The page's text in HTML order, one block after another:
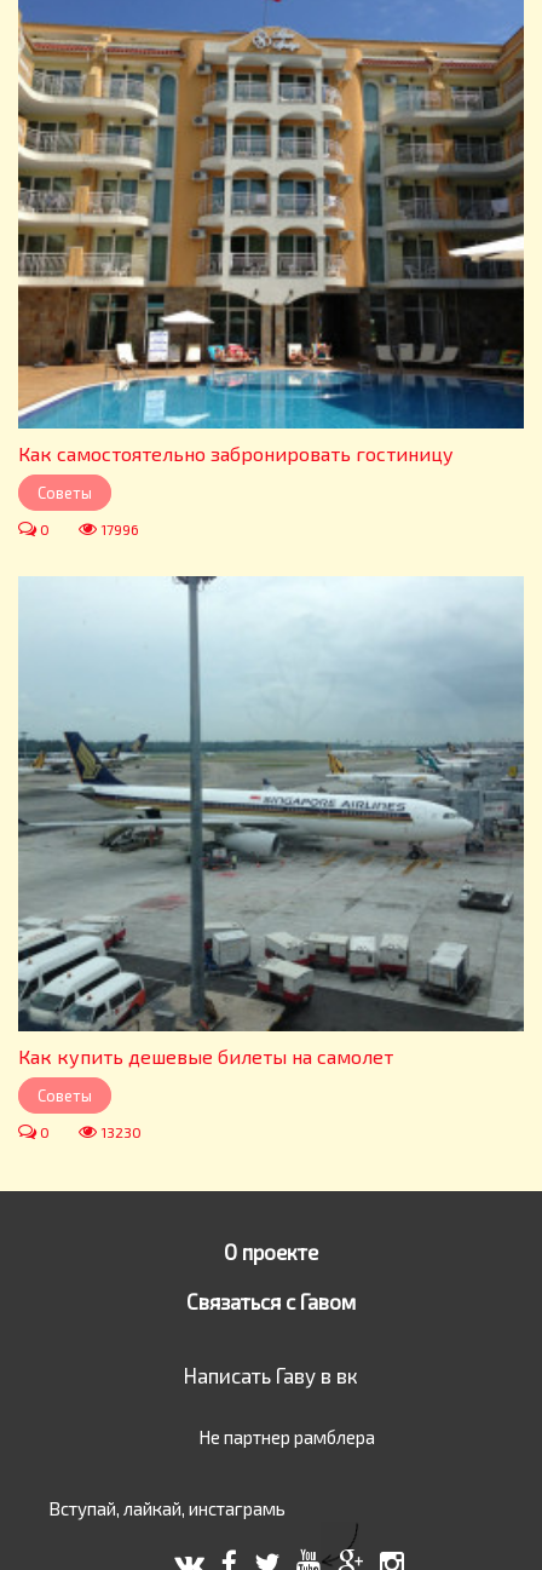
Как самостоятельно забронировать гостиницу
Советы
0 17996
Как купить дешевые билеты на самолет
Советы
0 13230
О проекте
Связаться с Гавом
Написать Гаву в вк
Не партнер рамблера
Вступай, лайкай, инстаграмь